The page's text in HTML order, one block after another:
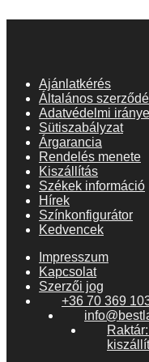
Ajánlatkérés
Általános
Adatvédelmi
Sütiszabályzat
Árgarancia
Rendelés menete
Kiszállítás
Székek információ
Hírek
Színkonfigurátor
Kedvencek
Impresszum
Kapcsolat
Szerzői jog
+36 70 369